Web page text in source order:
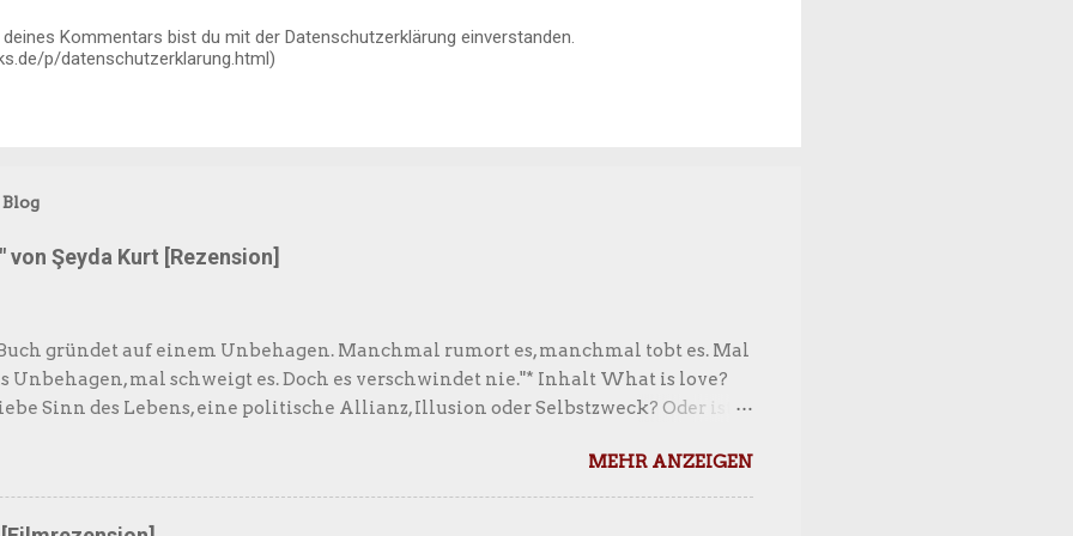
Kommentars bist du mit der Datenschutzerklärung einverstanden.
p/datenschutzerklarung.html)
Şeyda Kurt [Rezension]
gründet auf einem Unbehagen. Manchmal rumort es, manchmal tobt es. Mal
Unbehagen, mal schweigt es. Doch es verschwindet nie."* Inhalt What is love?
Sinn des Lebens, eine politische Allianz, Illusion oder Selbstzweck? Oder ist
Strukturen völlig zerreiben? Şeyda Kurt nimmt unsere allzu
Liebesnormen im Kraftfeld von Patriarchat, Rassismus und Kapitalismus
– und erforscht am Beispiel ihrer eigenen Biografie, wie traditionelle
MEHR ANZEIGEN